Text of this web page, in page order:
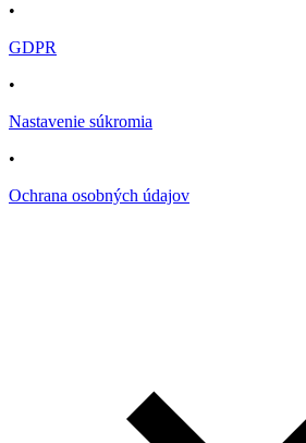
•
GDPR
•
Nastavenie súkromia
•
Ochrana osobných údajov